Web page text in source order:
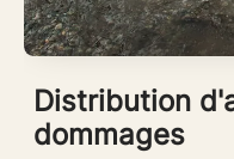
Distribution
dommages